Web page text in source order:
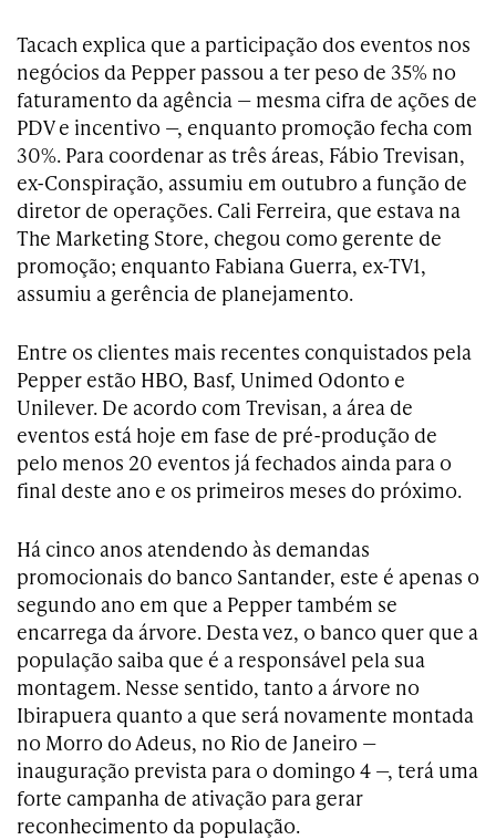
Tacach explica que a participação dos eventos nos
negócios da Pepper passou a ter peso de 35% no
faturamento da agência — mesma cifra de ações de
PDV e incentivo —, enquanto promoção fecha com
30%. Para coordenar as três áreas, Fábio Trevisan,
ex-Conspiração, assumiu em outubro a função de
diretor de operações. Cali Ferreira, que estava na
The Marketing Store, chegou como gerente de
promoção; enquanto Fabiana Guerra, ex-TV1,
assumiu a gerência de planejamento.
Entre os clientes mais recentes conquistados pela
Pepper estão HBO, Basf, Unimed Odonto e
Unilever. De acordo com Trevisan, a área de
eventos está hoje em fase de pré-produção de
pelo menos 20 eventos já fechados ainda para o
final deste ano e os primeiros meses do próximo.
Há cinco anos atendendo às demandas
promocionais do banco Santander, este é apenas o
segundo ano em que a Pepper também se
encarrega da árvore. Desta vez, o banco quer que a
população saiba que é a responsável pela sua
montagem. Nesse sentido, tanto a árvore no
Ibirapuera quanto a que será novamente montada
no Morro do Adeus, no Rio de Janeiro —
inauguração prevista para o domingo 4 —, terá uma
forte campanha de ativação para gerar
reconhecimento da população.